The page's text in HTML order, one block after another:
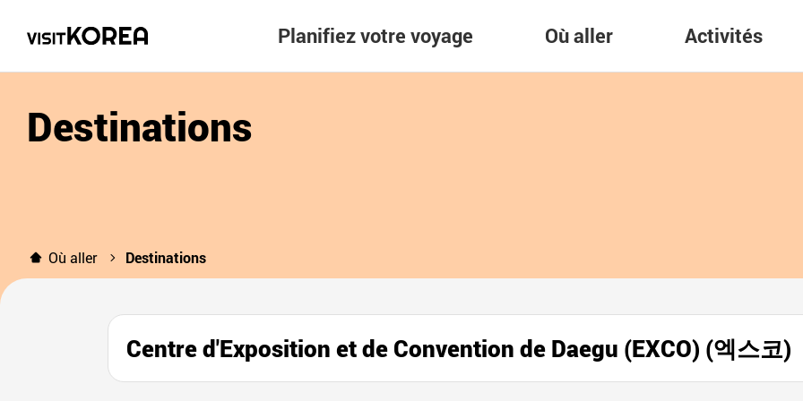
Planifiez votre voyage Où aller Activités
Destinations
Où aller Destinations
Centre d'Exposition et de Convention de Daegu (EXCO) (엑스코)